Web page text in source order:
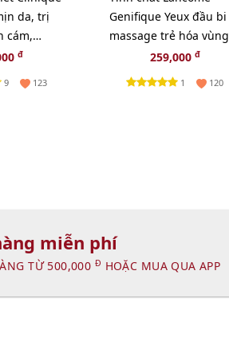
da, trị
cám,
1 SÁP TẨY
đ
9 123
Genifique Yeux đầu bi
massage trẻ hóa vùng
mắt, 5ml.259,000 đ
1 120
miễn phí
TỪ 500,000 Đ HOẶC MUA QUA APP